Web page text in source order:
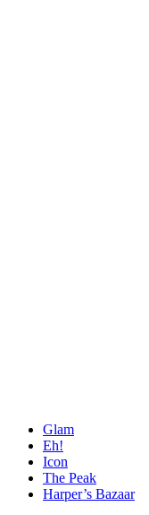
Glam
Eh!
Icon
The Peak
Harper’s Bazaar